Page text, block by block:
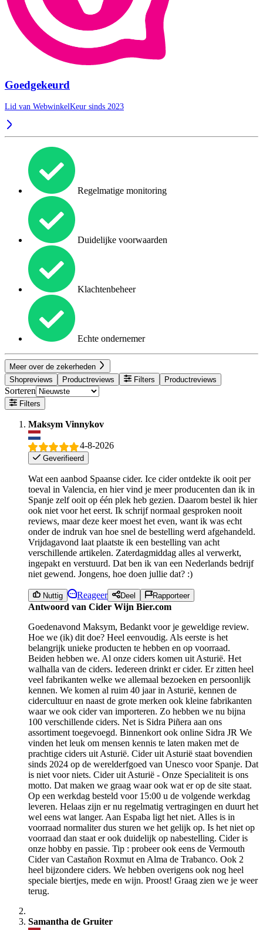
Goedgekeurd
Lid van WebwinkelKeur sinds 2023
Regelmatige monitoring
Duidelijke voorwaarden
Klachtenbeheer
Echte ondernemer
Meer over de zekerheden
Shopreviews
Productreviews Filters Productreviews
Sorteren
Filters
Maksym Vinnykov
4-8-2026
Geverifieerd
Wat een aanbod Spaanse cider. Ice cider ontdekte ik ooit per
toeval in Valencia, en hier vind je meer producenten dan ik in
Spanje zelf ooit op één plek heb gezien. Daarom bestel ik hier
ook niet voor het eerst. Ik schrijf normaal gesproken nooit
reviews, maar deze keer moest het even, want ik was echt
onder de indruk van hoe snel de bestelling werd afgehandeld.
Vrijdagavond laat plaatste ik een bestelling van acht
verschillende artikelen. Zaterdagmiddag alles al verwerkt,
ingepakt en verstuurd. Dat ben ik van een Nederlands bedrijf
niet gewend. Jongens, hoe doen jullie dat? :)
Nuttig Reageer Deel Rapporteer
Antwoord van Cider Wijn Bier.com
Goedenavond Maksym, Bedankt voor je geweldige review.
Hoe we (ik) dit doe? Heel eenvoudig. Als eerste is het
belangrijk unieke producten te hebben en op voorraad.
Beiden hebben we. Al onze ciders komen uit Asturië. Het
walhalla van de ciders. Iedereen drinkt er cider. Er zitten heel
veel fabrikanten welke we allemaal bezoeken en persoonlijk
kennen. We komen al ruim 40 jaar in Asturië, kennen de
cidercultuur en naast de grote merken ook kleine fabrikanten
waar we ook cider van importeren. Zo hebben we nu bijna
100 verschillende ciders. Net is Sidra Piñera aan ons
assortiment toegevoegd. Binnenkort ook online Sidra JR We
vinden het leuk om mensen kennis te laten maken met de
prachtige ciders uit Asturië. Cider uit Asturië staat bovendien
sinds 2024 op de werelderfgoed van Unesco voor Spanje. Dat
is niet voor niets. Cider uit Asturië - Onze Specialiteit is ons
motto. Dat maken we graag waar ook wat er op de site staat.
Op een werkdag besteld voor 15:00 u de volgende werkdag
leveren. Helaas zijn er nu regelmatig vertragingen en duurt het
wel eens wat langer. Aan Espaba ligt het niet. Alles is in
voorraad normaliter dus sturen we het gelijk op. Is het niet op
voorraad dan staat er ook duidelijk op nabestelling. Cider is
onze hobby en passie. Tip : probeer ook eens de Vermouth
Cider van Castañon Roxmut en Alma de Trabanco. Ook 2
heel bijzondere ciders. We hebben overigens ook nog heel
speciale biertjes, mede en wijn. Proost! Graag zien we je weer
terug.
Samantha de Gruiter